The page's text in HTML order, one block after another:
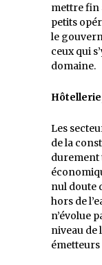
mettre fin
petits
le
ceux qui
domaine.
Les
de la
durement
nul doute
hors de
n’évolue
niveau de
émetteurs